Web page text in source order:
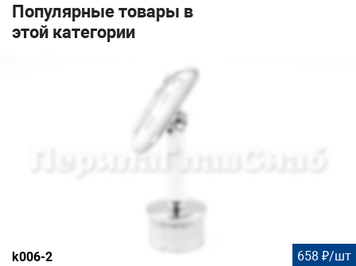
Популярные товары в
этой категории
k006-2 658 ₽/шт